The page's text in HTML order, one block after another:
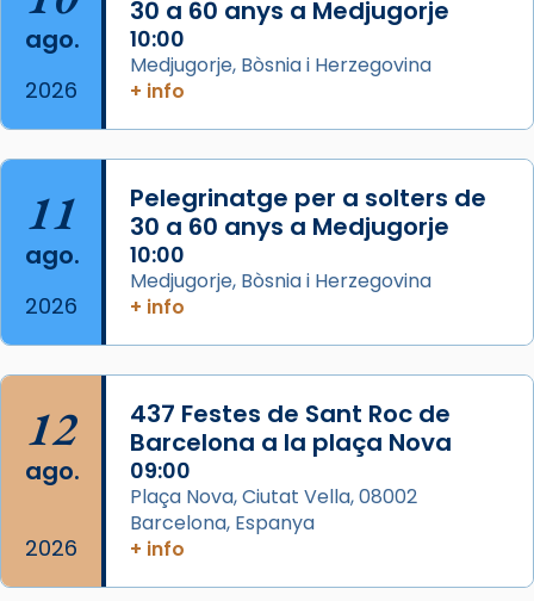
2 weeks ago
Aquest dilluns, 27 de juliol, ha tingut lloc la
missa d’acció de gràcies en agraïment al
comitè organitzador de la visita apostòlica
del Sant Pare Lleó XIV a Barcelona, i als
col·laboradors, a la Catedral de Barcelona.
L’arquebisbe de Barcelona, el cardenal Joan
Josep Omella, ha presidit la missa i l’ha
concelebrat el bisbe auxiliar de Barcelona,
Mons. David Abadías.
📸 Dr. G. Simón
Foto
View on Facebook · Share
Arquebisbat de Barcelona
2 weeks ago
Memòria de les santes Juliana i
ago.
2026
30 a 60 anys a Medjugorje
10:00
Medjugorje, Bòsnia i Herzegovina
+ info
11
ago.
2026
Pelegrinatge per a solters de
30 a 60 anys a Medjugorje
10:00
Medjugorje, Bòsnia i Herzegovina
+ info
12
ago.
2026
437 Festes de Sant Roc de
Barcelona a la plaça Nova
09:00
Plaça Nova, Ciutat Vella, 08002
Barcelona, Espanya
+ info